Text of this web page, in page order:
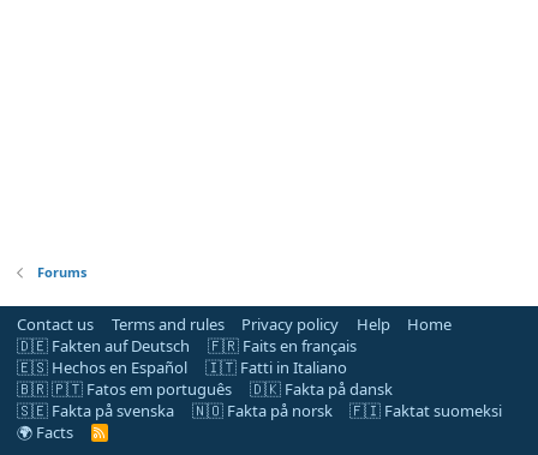
Forums
Contact us Terms and rules Privacy policy Help
Home
🇩🇪 Fakten auf Deutsch
🇫🇷 Faits en français
🇪🇸 Hechos en Español
🇮🇹 Fatti in Italiano
🇧🇷 🇵🇹 Fatos em português
🇩🇰 Fakta på dansk
🇸🇪 Fakta på svenska
🇳🇴 Fakta på norsk
🇫🇮 Faktat suomeksi
🌍 Facts
R